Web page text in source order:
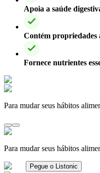
Apoia a saúde
Contém propriedades
Fornece nutrientes
Para mudar seus hábitos
Para mudar seus hábitos
Pegue o Listonic